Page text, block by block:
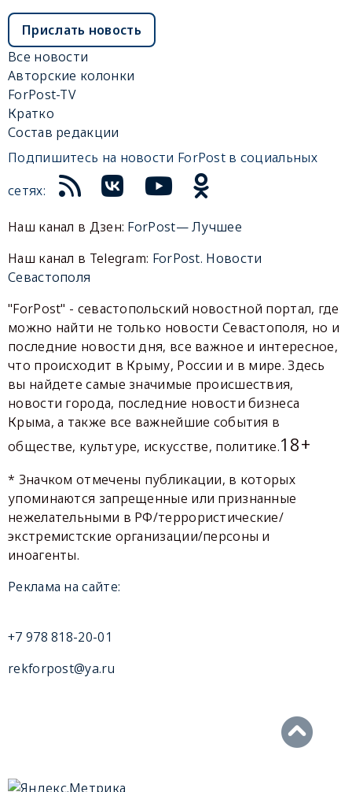
Прислать новость
Все новости
Авторские колонки
ForPost-TV
Кратко
Состав редакции
Подпишитесь на новости ForPost в социальных
сетях:
Наш канал в Дзен: ForPost— Лучшее
Наш канал в Telegram: ForPost. Новости
Севастополя
"ForPost" - севастопольский новостной портал, где
можно найти не только новости Севастополя, но и
последние новости дня, все важное и интересное,
что происходит в Крыму, России и в мире. Здесь
вы найдете самые значимые происшествия,
новости города, последние новости бизнеса
Крыма, а также все важнейшие события в
обществе, культуре, искусстве, политике.18+
* Значком отмечены публикации, в которых
упоминаются запрещенные или признанные
нежелательными в РФ/террористические/
экстремистские организации/персоны и
иноагенты.
Реклама на сайте:
+7 978 818-20-01
rekforpost@ya.ru